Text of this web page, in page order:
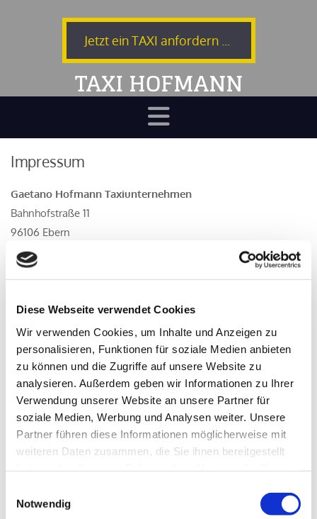
Diese Webseite verwendet Cookies
Wir verwenden Cookies, um Inhalte und Anzeigen zu
personalisieren, Funktionen für soziale Medien anbieten
zu können und die Zugriffe auf unsere Website zu
analysieren. Außerdem geben wir Informationen zu Ihrer
Verwendung unserer Website an unsere Partner für
soziale Medien, Werbung und Analysen weiter. Unsere
Partner führen diese Informationen möglicherweise mit
weiteren Daten zusammen, die Sie ihnen bereitgestellt
Notwendig
Jetzt ein TAXI anfordern ...
TAXI HOFMANN
Impressum
Gaetano Hofmann Taxiunternehmen
Bahnhofstraße 11
96106 Ebern
Telefon:
E-Mail:gaetano.hofmann@t-online.de
URL: www.taxi-ebern.de
Inhaber: Gaetano Hofmann